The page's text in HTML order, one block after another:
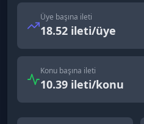
Üye başına ileti
18.52 ileti/üye
Konu başına ileti
10.39 ileti/konu